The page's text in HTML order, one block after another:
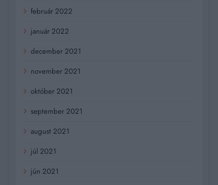
február 2022
január 2022
december 2021
november 2021
október 2021
september 2021
august 2021
júl 2021
jún 2021